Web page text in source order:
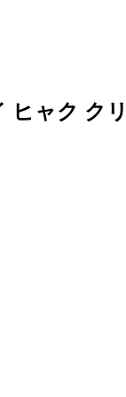
ヒャク ク